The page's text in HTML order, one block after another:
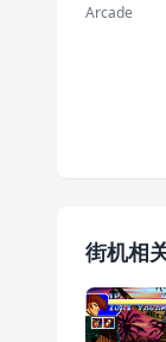
Arcade
街机相